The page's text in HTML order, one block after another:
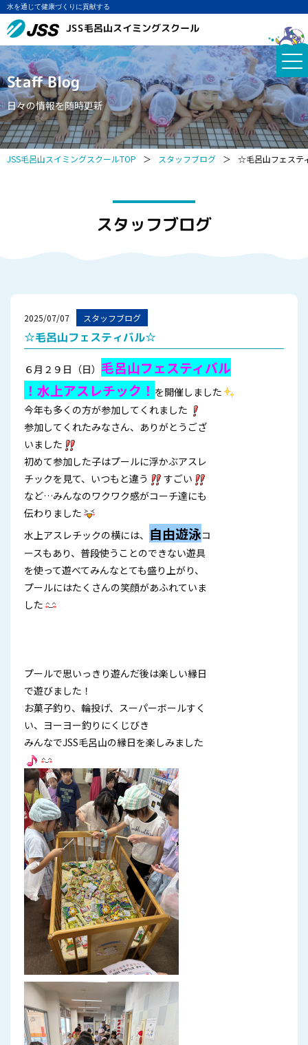
水を通じて健康づくりに貢献する
JSS毛呂山スイミングスクール
Staff Blog
日々の情報を随時更新
JSS毛呂山スイミングスクールTOP ＞ スタッフブログ ＞ ☆毛呂山フェステ
スタッフブログ
2025/07/07 スタッフブログ
☆毛呂山フェスティバル☆
６月２９日（日） 毛呂山フェスティバル
！ 水上アスレチック！ を開催しました
今年も多くの方が参加してくれました
参加してくれたみなさん、ありがとうござ
いました
初めて参加した子はプールに浮かぶアスレ
チックを見て、いつもと違う
すごい
など…みんなのワクワク感がコーチ達にも
伝わりました
水上アスレチックの横には、 自由遊泳コ
ースもあり、普段使うことのできない遊具
を使って遊べてみんなとても盛り上がり、
プールにはたくさんの笑顔があふれていま
した
プールで思いっきり遊んだ後は楽しい縁日
で遊びました！
お菓子釣り、輪投げ、スーパーボールすく
い、ヨーヨー釣りにくじびき
みんなでJSS毛呂山の縁日を楽しみました